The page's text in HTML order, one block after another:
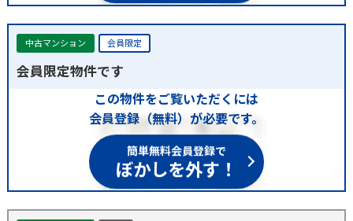
中古マンション 会員限定
会員限定物件です
この物件をご覧いただくには
会員登録（無料）が必要です。
簡単無料会員登録で
ぼかしを外す！